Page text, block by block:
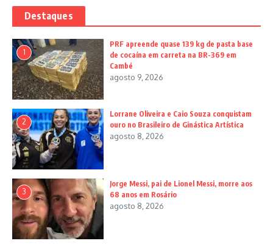
Destaques
1
PRF apreende quase 139 kg de pasta base
de cocaína em carreta na BR-369 em
Cambé
agosto 9, 2026
2
Lorrane Oliveira e Caio Souza conquistam
ouro no Brasileiro de Ginástica Artística
agosto 8, 2026
3
Jorge Messi, pai de Lionel Messi, morre aos
68 anos em Rosário
agosto 8, 2026